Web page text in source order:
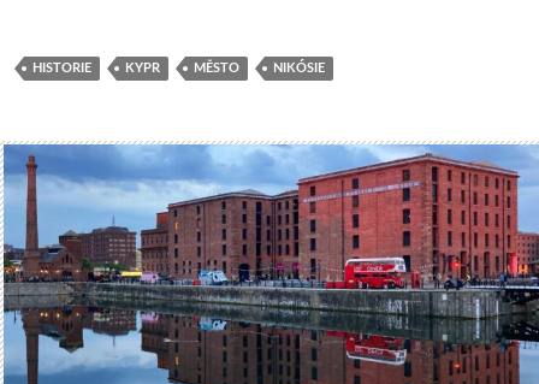
HISTORIE KYPR MĚSTO NIKÓSIE